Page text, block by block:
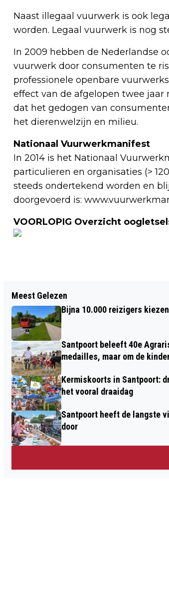
Naast illegaal vuurwerk is ook
worden. Legaal vuurwerk is nog
In 2009 hebben de Nederlandse
vuurwerk door consumenten te
professionele openbare
effect van de afgelopen twee
dat het gedogen van
het dierenwelzijn en milieu.
Nationaal Vuurwerkmanifest
In 2014 is het Nationaal
particulieren en organisaties (>
steeds ondertekend worden en
doorgevoerd is:
VOORLOPIG Overzicht
VANDAAG, 7 JANUARI, IS HET
INTERNATIONALE DAG VAN DE
LOOPJES
Meest Gelezen
Bijna 10.000 reizigers
Santpoort beleeft 40e
medailles, maar om de
Kermiskoorts in Santpoort:
het vooral draaidag
Santpoort heeft de langste
door